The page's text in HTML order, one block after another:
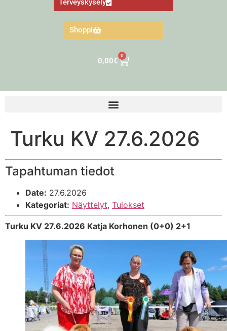
Terveyskysely
Shoppi
0,00€
0
Turku KV 27.6.2026
Tapahtuman tiedot
Date: 27.6.2026
Kategoriat: Näyttelyt, Tulokset
Turku KV 27.6.2026 Katja Korhonen (0+0) 2+1